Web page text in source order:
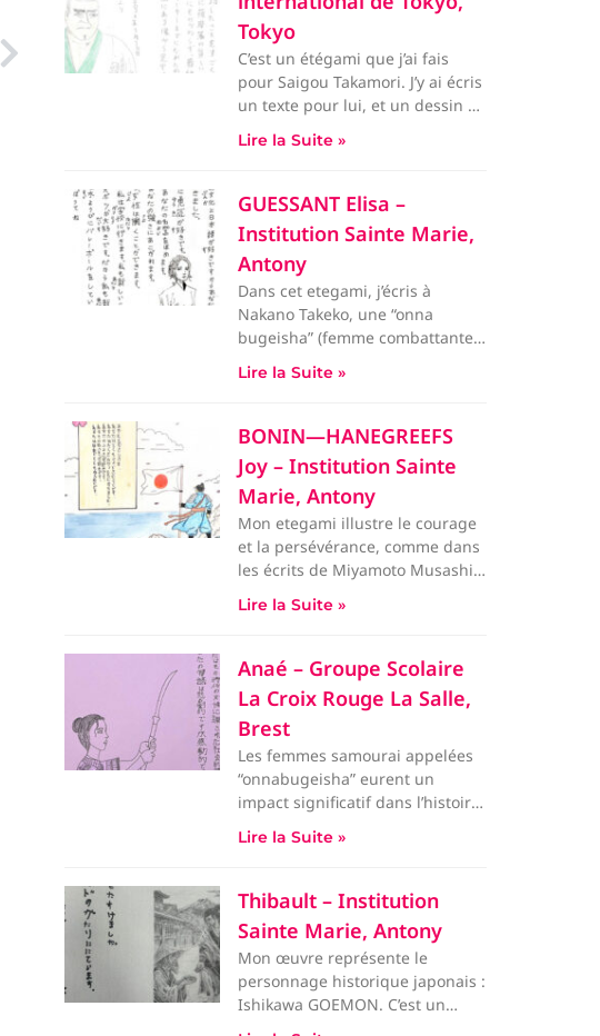
Tokyo
C’est un étégami que j’ai fais
pour Saigou Takamori. J’y ai écris
un texte pour lui, et un dessin de
Lire la Suite »
GUESSANT Elisa –
Institution Sainte Marie,
Antony
Dans cet etegami, j’écris à
Nakano Takeko, une “onna
bugeisha” (femme combattante)
ayant vécu et comba
Lire la Suite »
BONIN—HANEGREEFS
Joy – Institution Sainte
Marie, Antony
Mon etegami illustre le courage
et la persévérance, comme dans
les écrits de Miyamoto Musashi.
Le dessin représente un s
Lire la Suite »
Anaé – Groupe Scolaire
La Croix Rouge La Salle,
Brest
Les femmes samourai appelées
“onnabugeisha” eurent un
impact significatif dans l’histoire
japonaise. T
Lire la Suite »
Thibault – Institution
Sainte Marie, Antony
Mon œuvre représente le
personnage historique japonais :
Ishikawa GOEMON. C’est un
voleur qui dérobait les